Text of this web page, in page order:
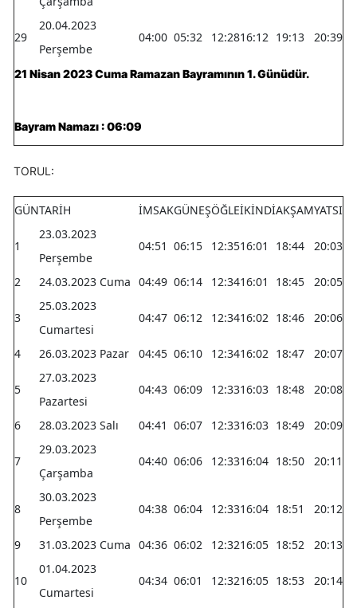
29
20.04.2023
Perşembe
04:00 05:32 12:2816:12 19:13 20:39
21 Nisan 2023 Cuma Ramazan Bayramının 1. Günüdür.
Bayram Namazı : 06:09
TORUL:
GÜNTARİH İMSAKGÜNEŞÖĞLEİKİNDİAKŞAMYATSI
1
23.03.2023
Perşembe
04:51 06:15 12:3516:01 18:44 20:03
2 24.03.2023 Cuma 04:49 06:14 12:3416:01 18:45 20:05
3
25.03.2023
Cumartesi
04:47 06:12 12:3416:02 18:46 20:06
4 26.03.2023 Pazar 04:45 06:10 12:3416:02 18:47 20:07
5
27.03.2023
Pazartesi
04:43 06:09 12:3316:03 18:48 20:08
6 28.03.2023 Salı 04:41 06:07 12:3316:03 18:49 20:09
7
29.03.2023
Çarşamba
04:40 06:06 12:3316:04 18:50 20:11
8
30.03.2023
Perşembe
04:38 06:04 12:3316:04 18:51 20:12
9 31.03.2023 Cuma 04:36 06:02 12:3216:05 18:52 20:13
10
01.04.2023
Cumartesi
04:34 06:01 12:3216:05 18:53 20:14